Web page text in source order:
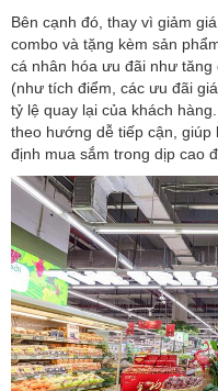
Bên cạnh đó, thay vì giảm
combo và tặng kèm sản
cá nhân hóa ưu đãi như
(như tích điểm, các ưu đãi
tỷ lệ quay lại của khách
theo hướng dễ tiếp cận, giúp
định mua sắm trong dịp cao